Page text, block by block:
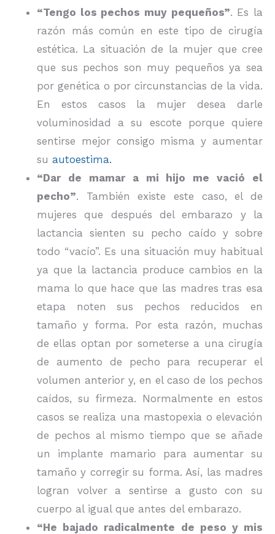
“Tengo los pechos muy pequeños”. Es la
razón más común en este tipo de cirugía
estética. La situación de la mujer que cree
que sus pechos son muy pequeños ya sea
por genética o por circunstancias de la vida.
En estos casos la mujer desea darle
voluminosidad a su escote porque quiere
sentirse mejor consigo misma y aumentar
su autoestima.
“Dar de mamar a mi hijo me vació el
pecho”. También existe este caso, el de
mujeres que después del embarazo y la
lactancia sienten su pecho caído y sobre
todo “vacío”. Es una situación muy habitual
ya que la lactancia produce cambios en la
mama lo que hace que las madres tras esa
etapa noten sus pechos reducidos en
tamaño y forma. Por esta razón, muchas
de ellas optan por someterse a una cirugía
de aumento de pecho para recuperar el
volumen anterior y, en el caso de los pechos
caídos, su firmeza. Normalmente en estos
casos se realiza una mastopexia o elevación
de pechos al mismo tiempo que se añade
un implante mamario para aumentar su
tamaño y corregir su forma. Así, las madres
logran volver a sentirse a gusto con su
cuerpo al igual que antes del embarazo.
“He bajado radicalmente de peso y mis